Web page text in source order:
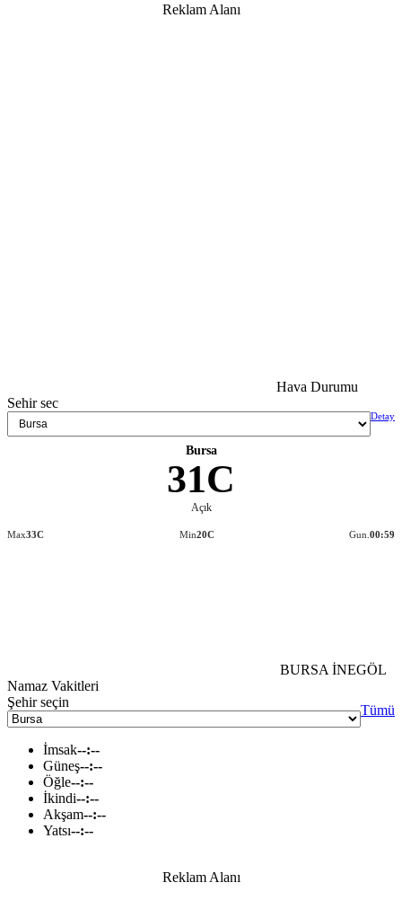
Reklam Alanı
Hava Durumu
Sehir sec
Detay
Bursa
31C
Açık
Max33C Min20C Gun. 00:59
BURSA İNEGÖL
Namaz Vakitleri
Şehir seçin
Tümü
İmsak--:--
Güneş--:--
Öğle--:--
İkindi--:--
Akşam--:--
Yatsı--:--
Reklam Alanı